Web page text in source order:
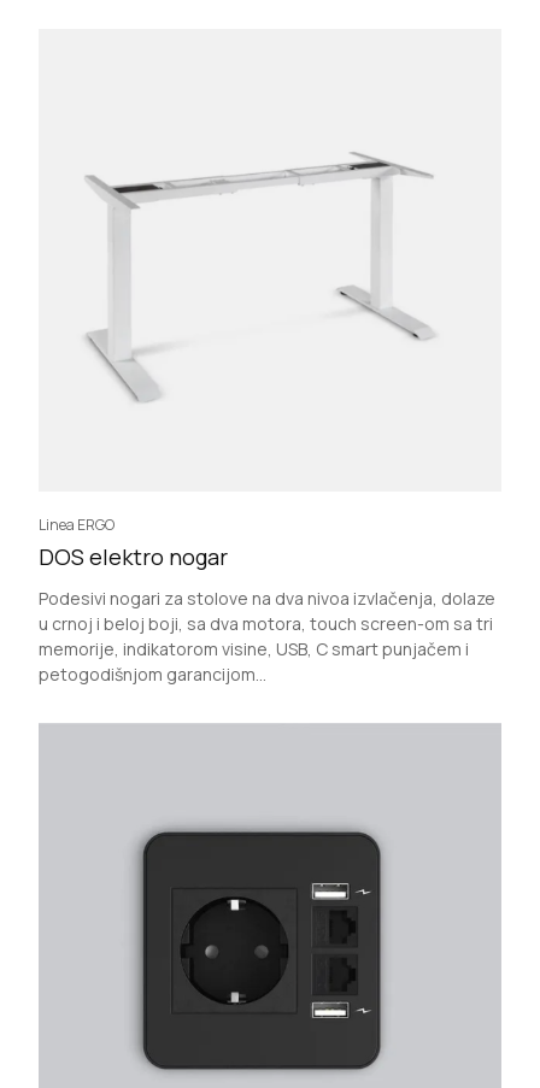
Linea ERGO
DOS elektro nogar
Podesivi nogari za stolove na dva nivoa izvlačenja, dolaze
u crnoj i beloj boji, sa dva motora, touch screen-om sa tri
memorije, indikatorom visine, USB, C smart punjačem i
petogodišnjom garancijom...